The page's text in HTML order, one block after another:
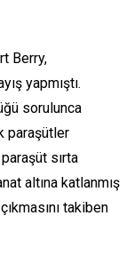
Berry,
yapmıştı.
sorulunca
paraşütler
sırta
altına katlanmış
takiben